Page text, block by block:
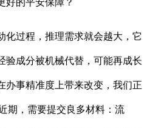
好的平安保障？
过程，推理需求就会越大，它
验成分被机械代替，可能再成长
办事精准度上带来改变，我们正
期，需要提交良多材料：流